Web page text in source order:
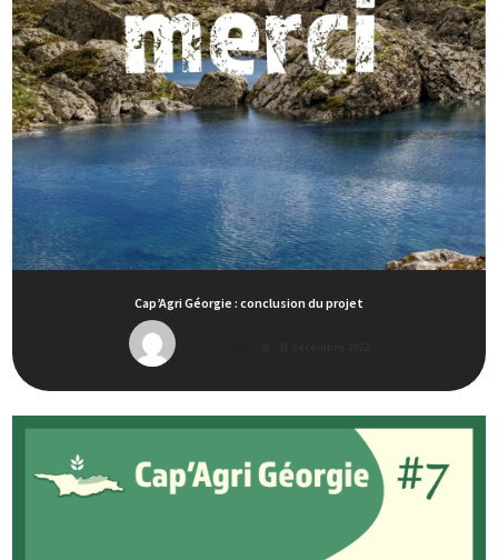
Cap’Agri Géorgie : conclusion du projet